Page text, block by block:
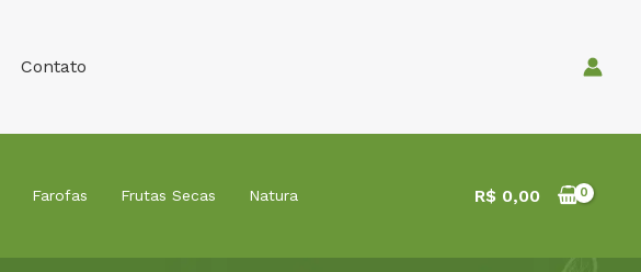
Contato
Farofas Frutas Secas Natura R$ 0,00